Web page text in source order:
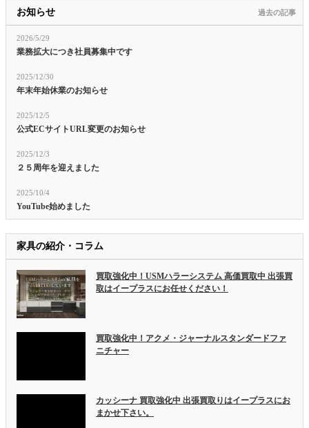
お知らせ
2026/5/29
業務拡大につき社員募集中です
2025/12/30
年末年始休業のお知らせ
2025/12/5
公式ECサイトURL変更のお知らせ
2025/12/3
２５周年を迎えました
2025/10/4
YouTube始めました
過去の記事
家具の紹介・コラム
買取強化中！USMハラーシステム 高価買取中 出張買
取はイープラスにお任せください！
買取強化中！アクメ・ジャーナルスタンダードファ
ニチャー
カッシーナ 買取強化中 出張買取りはイープラスにお
まかせ下さい。